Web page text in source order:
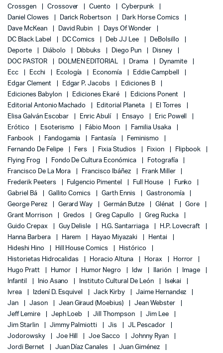
Crossgen
Crossover Cuento
Cyberpunk
Daniel Clowes
Darick Robertson
Dark Horse Comics
Dave McKean
David Rubin
Days Of Wonder
DC Black Label
DC Comics Deb JJ Lee
DeBolsillo
Deporte
Diábolo Dibbuks Diego Pun
Disney
DOC PASTOR
DOLMEN EDITORIAL Drama
Dynamite
Ecc
Ecchi Ecología Economía
Eddie Campbell
Edgar Clement
Edgar P. Jacobs
Ediciones B
Ediciones Babylon
Ediciones Ekaré
Edicions Ponent
Editorial Antonio Machado
Editorial Planeta
El Torres
Elisa Galván Escobar
Enric Abulí Ensayo
Eric Powell
Erótico
Esoterismo Fábio Moon
Familia Usaka
Fanbook
Fandogamia Fantasía
Feminismo
Fernando De Felipe
Fers Fixia Studios Fixion
Flipbook
Flying Frog
Fondo De Cultura Económica
Fotografía
Francisco De La Mora
Francisco Ibáñez
Frank Miller
Frederik Peeters
Fulgencio Pimentel Full House
Funko
Gabriel Bá
Gallito Comics Garth Ennis
Gastronomía
George Perez
Gerard Way Germán Butze Glénat
Gore
Grant Morrison
Gredos Greg Capullo
Greg Rucka
Guido Crepax
Guy Delisle H.G. Santarriaga
H.P. Lovecraft
Hanna Barbera
Harem Hayao Miyazaki
Hentai
Hideshi Hino
Hill House Comics
Histórico
Historietas Hidrocalidas
Horacio Altuna Horax
Horror
Hugo Pratt
Humor Humor Negro Idw Ilarión
Image
Infantil
Inio Asano Instituto Cultural De León
Isekai
Ivrea
Izdení D. Esquivel Jack Kirby
Jaime Hernandez
Jan
Jason Jean Giraud (Moebius)
Jean Webster
Jeff Lemire
Jeph Loeb Jill Thompson
Jim Lee
Jim Starlin
Jimmy Palmiotti Jis
JL Pescador
Jodorowsky
Joe Hill Joe Sacco
Johnny Ryan
Jordi Bernet
Juan Díaz Canales
Juan Giménez